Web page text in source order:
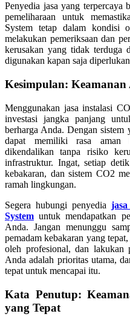
Penyedia jasa yang terpercaya
pemeliharaan untuk
System tetap dalam kondisi
melakukan pemeriksaan dan
kerusakan yang tidak terduga
digunakan kapan saja
Kesimpulan:
Menggunakan jasa instalasi
investasi jangka panjang
berharga Anda. Dengan sistem
dapat memiliki rasa aman
dikendalikan tanpa risiko
infrastruktur. Ingat, setiap
kebakaran, dan sistem CO2
ramah lingkungan.
Segera hubungi penyedia
System untuk mendapatkan
Anda. Jangan menunggu
pemadam kebakaran yang
oleh profesional, dan lakukan
Anda adalah prioritas utama,
tepat untuk mencapai itu.
Kata Penutup:
yang Tepat